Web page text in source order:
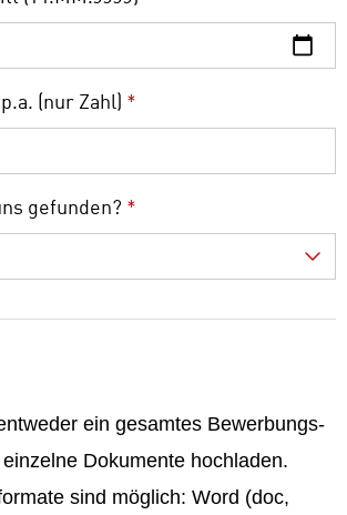
(nur Zahl) *
gefunden? *
ein gesamtes Bewerbungs-
Dokumente hochladen.
sind möglich: Word (doc,